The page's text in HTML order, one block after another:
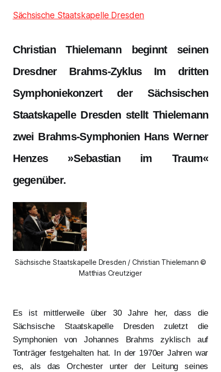
Sächsische Staatskapelle Dresden
Christian Thielemann beginnt seinen
Dresdner Brahms-Zyklus Im dritten
Symphoniekonzert der Sächsischen
Staatskapelle Dresden stellt Thielemann
zwei Brahms-Symphonien Hans Werner
Henzes »Sebastian im Traum«
gegenüber.
Sächsische Staatskapelle Dresden / Christian Thielemann ©
Matthias Creutziger
Es ist mittlerweile über 30 Jahre her, dass die
Sächsische Staatskapelle Dresden zuletzt die
Symphonien von Johannes Brahms zyklisch auf
Tonträger festgehalten hat. In der 1970er Jahren war
es, als das Orchester unter der Leitung seines